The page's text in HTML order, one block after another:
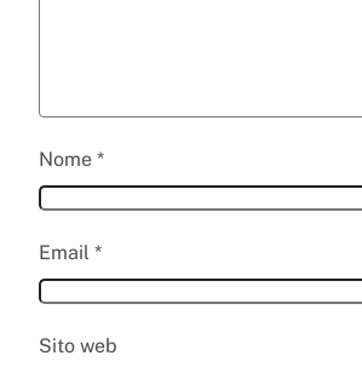
Nome *
Email *
Sito web